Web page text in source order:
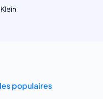
populaires